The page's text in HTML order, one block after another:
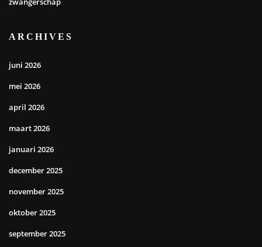
ARCHIVES
juni 2026
mei 2026
april 2026
maart 2026
januari 2026
december 2025
november 2025
oktober 2025
september 2025